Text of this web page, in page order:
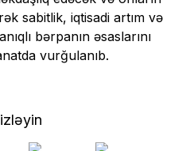
sabitlik, iqtisadi artım və
bərpanın əsaslarını
vurğulanıb.